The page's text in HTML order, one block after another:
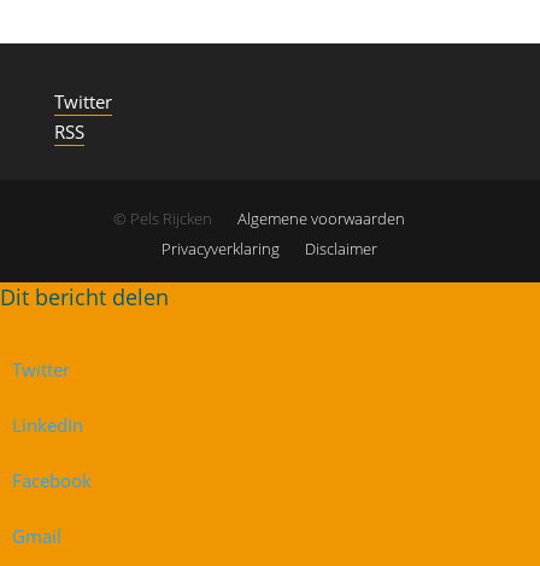
Twitter
RSS
© Pels Rijcken
Algemene voorwaarden
Privacyverklaring
Disclaimer
Twitter
LinkedIn
Facebook
Gmail